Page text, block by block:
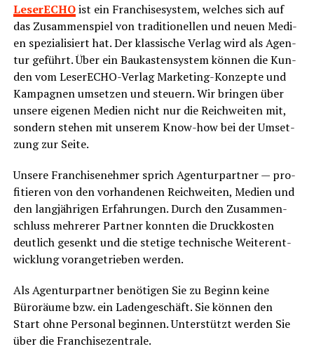
Lese­r­ECHOist ein Fran­chise­sys­tem, wel­ches sich auf
das Zusam­men­spiel von tra­di­tio­nel­len und neu­en Medi­
en spe­zia­li­siert hat. Der klas­si­sche Ver­lag wird als Agen­
tur geführt. Über ein Bau­kas­ten­sys­tem kön­nen die Kun­
den vom Lese­r­ECHO-Ver­lag Mar­ke­ting-Kon­zep­te und
Kam­pa­gnen umset­zen und steu­ern. Wir brin­gen über
unse­re eige­nen Medi­en nicht nur die Reich­wei­ten mit,
son­dern ste­hen mit unse­rem Know-how bei der Umset­
zung zur Seite.
Unse­re Fran­chise­neh­mer sprich Agen­tur­part­ner — pro­
fi­tie­ren von den vor­han­de­nen Reich­wei­ten, Medi­en und
den lang­jäh­ri­gen Erfah­run­gen. Durch den Zusam­men­
schluss meh­re­rer Part­ner konn­ten die Druck­kos­ten
deut­lich gesenkt und die ste­ti­ge tech­ni­sche Wei­ter­ent­
wick­lung vor­an­ge­trie­ben werden.
Als Agen­tur­part­ner benö­ti­gen Sie zu Beginn kei­ne
Büro­räu­me bzw. ein Laden­ge­schäft. Sie kön­nen den
Start ohne Per­so­nal begin­nen. Unter­stützt wer­den Sie
über die Franchisezentrale.